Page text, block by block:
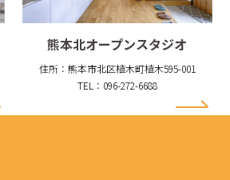
熊本北オープンスタジオ
住所：熊本市北区植木町植木595-001
TEL：096-272-6688